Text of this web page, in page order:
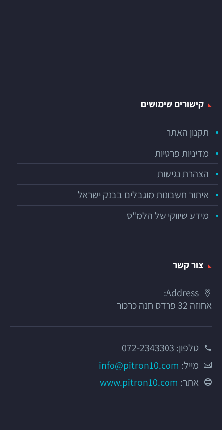
קישורים שימושים
תקנון האתר
מדיניות פרטיות
הצהרת נגישות
איתור חשבונות מוגבלים בבנק ישראל
מידע שיווקי של הלמ"ס
צור קשר
Address:
אחוזה 32 פרדס חנה כרכור
טלפון: 072-2343303
מייל: info@pitron10.com
אתר: www.pitron10.com